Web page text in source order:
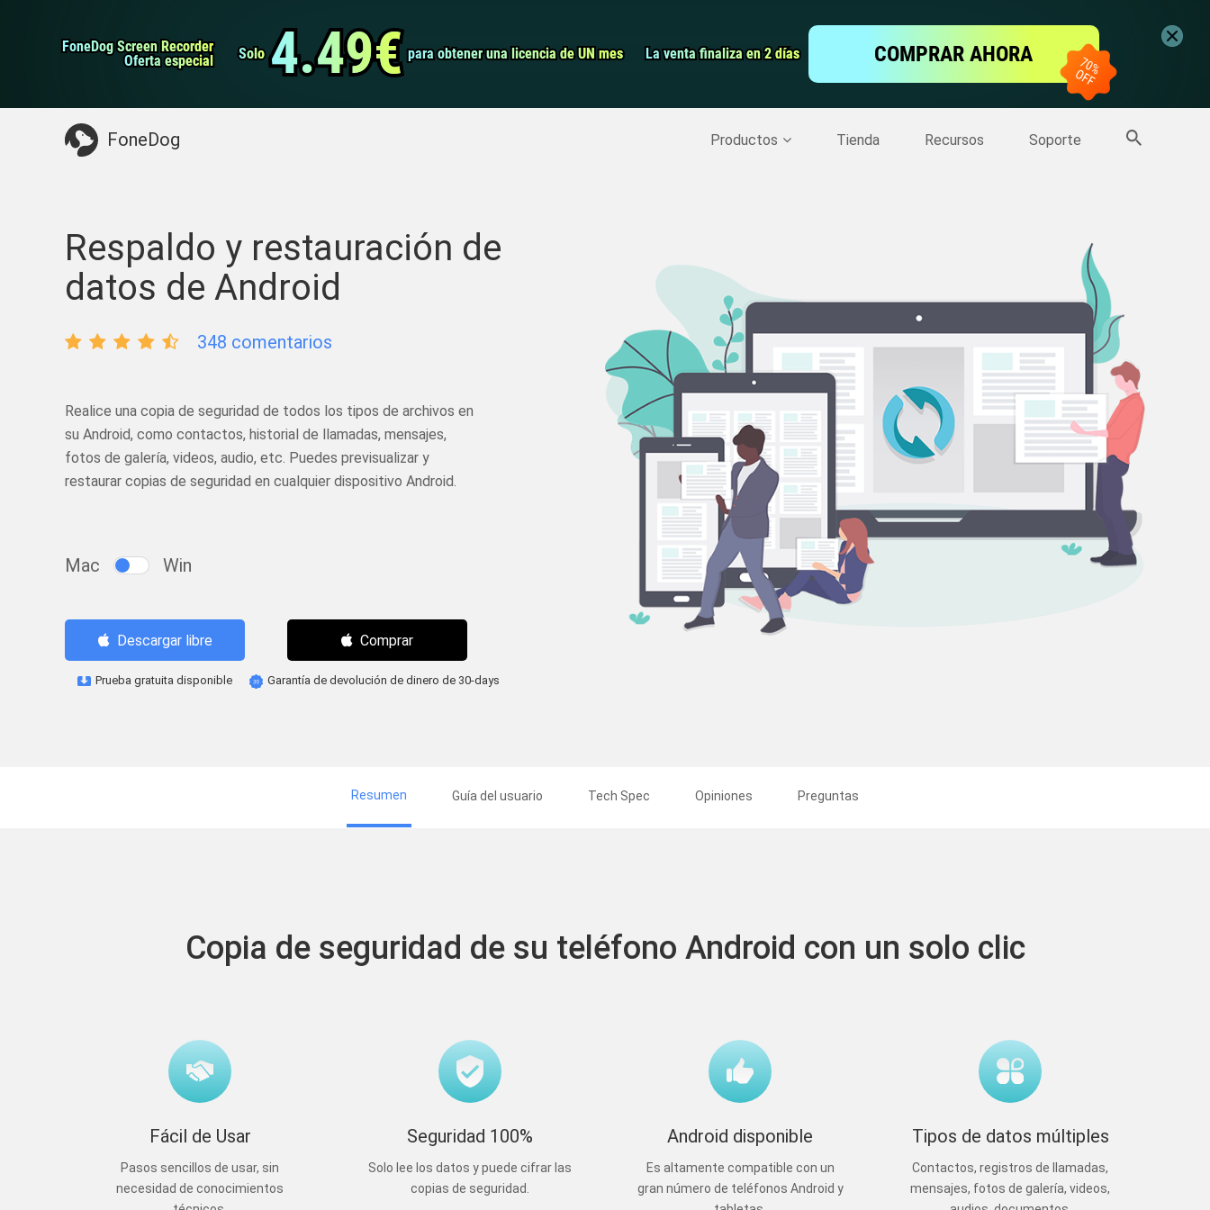
FoneDog Screen Recorder
FoneDog Screen Recorder
Oferta especial
Oferta especial Solo
Solo 4.49€
4.49€ para obtener una licencia de UN mes
para obtener una licencia de UN mes La venta finaliza en 2 días
La venta finaliza en 2 días COMPRAR AHORA
FoneDog Productos Tienda Recursos Soporte
Limpiador de iPhone
Grabador de pantalla
Algo que puede necesitar: Copia de seguridad del iPhone >> Más productos
Respaldo y restauración de
datos de Android
348 comentarios
Realice una copia de seguridad de todos los tipos de archivos en
su Android, como contactos, historial de llamadas, mensajes,
fotos de galería, videos, audio, etc. Puedes previsualizar y
restaurar copias de seguridad en cualquier dispositivo Android.
Mac Win
Descargar libre
Prueba gratuita disponible
Comprar
Garantía de devolución de dinero de 30-days
Resumen Guía del usuario Tech Spec Opiniones Preguntas
Copia de seguridad de su teléfono Android con un solo clic
Fácil de Usar
Pasos sencillos de usar, sin
necesidad de conocimientos
Seguridad 100%
Solo lee los datos y puede cifrar las
copias de seguridad.
Android disponible
Es altamente compatible con un
gran número de teléfonos Android y
Tipos de datos múltiples
Contactos, registros de llamadas,
mensajes, fotos de galería, videos,